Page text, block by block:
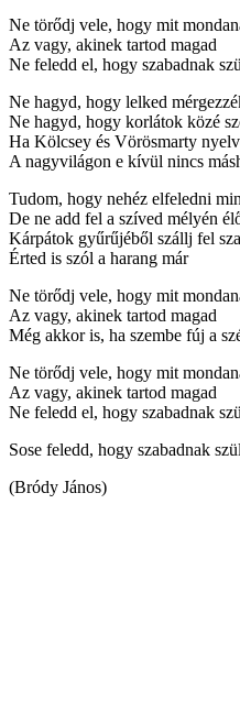
Ne törődj vele, hogy mit
Az vagy, akinek tartod magad
Ne feledd el, hogy szabadnak
Ne hagyd, hogy lelked
Ne hagyd, hogy korlátok közé
Ha Kölcsey és Vörösmarty
A nagyvilágon e kívül nincs
Tudom, hogy nehéz elfeledni
De ne add fel a szíved mélyén
Kárpátok gyűrűjéből szállj fel
Érted is szól a harang már
Ne törődj vele, hogy mit
Az vagy, akinek tartod magad
Még akkor is, ha szembe fúj a
Ne törődj vele, hogy mit
Az vagy, akinek tartod magad
Ne feledd el, hogy szabadnak
Sose feledd, hogy szabadnak
(Bródy János)